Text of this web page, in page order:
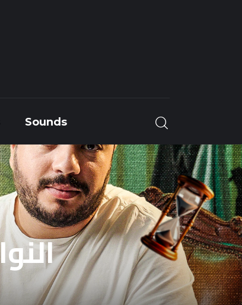
Sounds
Sounds